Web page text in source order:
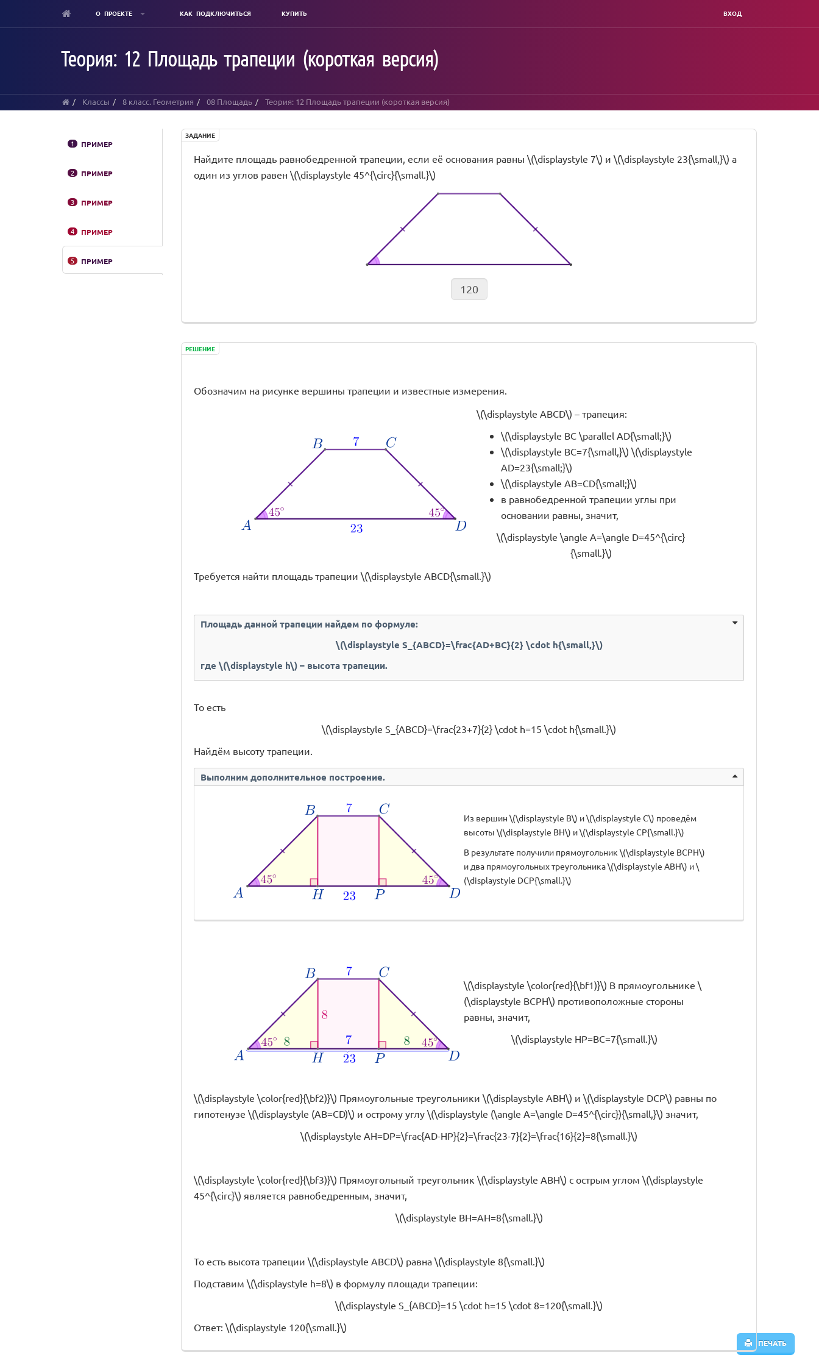
О ПРОЕКТЕ КАК ПОДКЛЮЧИТЬСЯ КУПИТЬ ВХОД
Теория: 12 Площадь трапеции (короткая версия)
Классы 8 класс. Геометрия 08 Площадь Теория: 12 Площадь трапеции (короткая версия)
ПЕЧАТЬ
1 ПРИМЕР
2 ПРИМЕР
3 ПРИМЕР
4 ПРИМЕР
5 ПРИМЕР
ЗАДАНИЕ
Найдите площадь равнобедренной трапеции, если её основания равны \(\displaystyle 7\) и \(\displaystyle 23{\small,}\) а
один из углов равен \(\displaystyle 45^{\circ}{\small.}\)
РЕШЕНИЕ
Обозначим на рисунке вершины трапеции и известные измерения.
\(\displaystyle ABCD\) – трапеция:
\(\displaystyle BC \parallel AD{\small;}\)
\(\displaystyle BC=7{\small,}\) \(\displaystyle
AD=23{\small;}\)
\(\displaystyle AB=CD{\small;}\)
в равнобедренной трапеции углы при
основании равны, значит,
\(\displaystyle \angle A=\angle D=45^{\circ}
{\small.}\)
Требуется найти площадь трапеции \(\displaystyle ABCD{\small.}\)
Площадь данной трапеции найдем по формуле:
\(\displaystyle S_{ABCD}=\frac{AD+BC}{2} \cdot h{\small,}\)
где \(\displaystyle h\) – высота трапеции.
То есть
\(\displaystyle S_{ABCD}=\frac{23+7}{2} \cdot h=15 \cdot h{\small.}\)
Найдём высоту трапеции.
Выполним дополнительное построение.
Из вершин \(\displaystyle B\) и \(\displaystyle C\) проведём
высоты \(\displaystyle BH\) и \(\displaystyle CP{\small.}\)
В результате получили прямоугольник \(\displaystyle BCPH\)
и два прямоугольных треугольника \(\displaystyle ABH\) и \
(\displaystyle DCP{\small.}\)
\(\displaystyle \color{red}{\bf1)}\) В прямоугольнике \
(\displaystyle BCPH\) противоположные стороны
равны, значит,
\(\displaystyle HP=BC=7{\small.}\)
\(\displaystyle \color{red}{\bf2)}\) Прямоугольные треугольники \(\displaystyle ABH\) и \(\displaystyle DCP\) равны по
гипотенузе \(\displaystyle (AB=CD)\) и острому углу \(\displaystyle (\angle A=\angle D=45^{\circ}){\small,}\) значит,
\(\displaystyle AH=DP=\frac{AD-HP}{2}=\frac{23-7}{2}=\frac{16}{2}=8{\small.}\)
\(\displaystyle \color{red}{\bf3)}\) Прямоугольный треугольник \(\displaystyle ABH\) с острым углом \(\displaystyle
45^{\circ}\) является равнобедренным, значит,
\(\displaystyle BH=AH=8{\small.}\)
То есть высота трапеции \(\displaystyle ABCD\) равна \(\displaystyle 8{\small.}\)
Подставим \(\displaystyle h=8\) в формулу площади трапеции:
\(\displaystyle S_{ABCD}=15 \cdot h=15 \cdot 8=120{\small.}\)
Ответ: \(\displaystyle 120{\small.}\)